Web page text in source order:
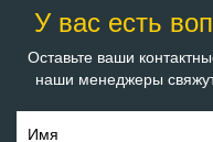
У вас есть
Оставьте ваши
наши менеджеры
Имя